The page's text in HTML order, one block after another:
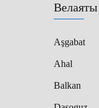
Велаяты
Aşgabat
Ahal
Balkan